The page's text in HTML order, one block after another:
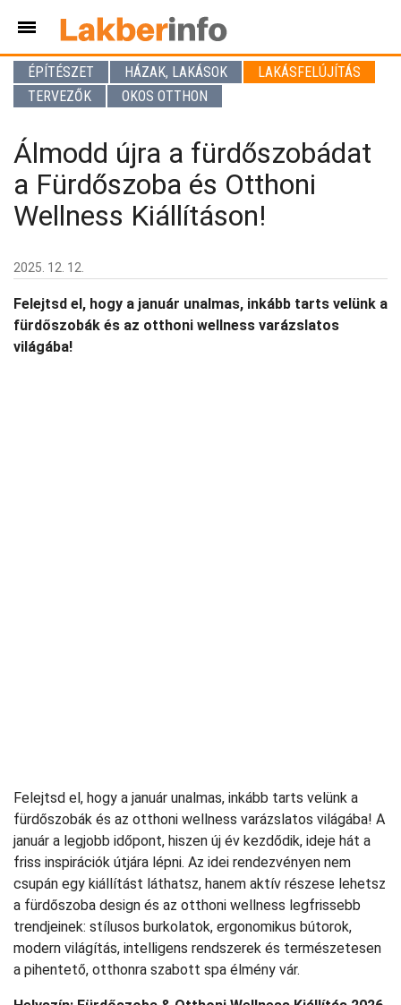
ÉPÍTÉSZET HÁZAK, LAKÁSOK
LAKÁSFELÚJÍTÁS
TERVEZŐK
OKOS OTTHON
Álmodd újra a fürdőszobádat
a Fürdőszoba és Otthoni
Wellness Kiállításon!
2025. 12. 12.
Felejtsd el, hogy a január unalmas, inkább tarts velünk a
fürdőszobák és az otthoni wellness varázslatos
világába!
Felejtsd el, hogy a január unalmas, inkább tarts velünk a
fürdőszobák és az otthoni wellness varázslatos világába! A
január a legjobb időpont, hiszen új év kezdődik, ideje hát a
friss inspirációk útjára lépni. Az idei rendezvényen nem
csupán egy kiállítást láthatsz, hanem aktív részese lehetsz
a fürdőszoba design és az otthoni wellness legfrissebb
trendjeinek: stílusos burkolatok, ergonomikus bútorok,
modern világítás, intelligens rendszerek és természetesen
a pihentető, otthonra szabott spa élmény vár.